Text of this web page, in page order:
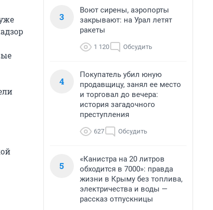
3
Воют сирены, аэропорты
закрывают: на Урал летят
ракеты
1 120 Обсудить
4
Покупатель убил юную
продавщицу, занял ее место
и торговал до вечера:
история загадочного
преступления
627 Обсудить
5
«Канистра на 20 литров
обходится в 7000»: правда
жизни в Крыму без топлива,
электричества и воды —
рассказ отпускницы